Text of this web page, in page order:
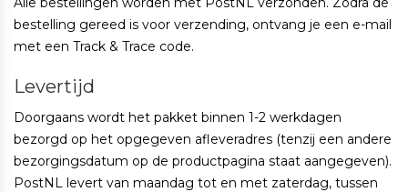
bestelling gereed is voor verzending, ontvang je een e-mail
met een Track & Trace code.
Levertijd
Doorgaans wordt het pakket binnen 1-2 werkdagen
bezorgd op het opgegeven afleveradres (tenzij een andere
bezorgingsdatum op de productpagina staat aangegeven).
PostNL levert van maandag tot en met zaterdag, tussen